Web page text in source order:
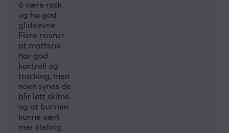
GARANTI
Produsentens garanti
1 års garanti
å være rask
og ha god
glideevne.
Flere nevner
at mattene
har god
kontroll og
tracking, men
noen synes de
blir lett skitne
og at bunnen
kunne vært
mer klebrig.